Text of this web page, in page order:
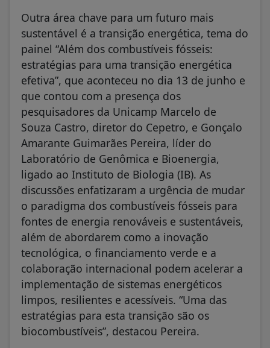
Outra área chave para um futuro mais
sustentável é a transição energética, tema do
painel “Além dos combustíveis fósseis:
estratégias para uma transição energética
efetiva”, que aconteceu no dia 13 de junho e
que contou com a presença dos
pesquisadores da Unicamp Marcelo de
Souza Castro, diretor do Cepetro, e Gonçalo
Amarante Guimarães Pereira, líder do
Laboratório de Genômica e Bioenergia,
ligado ao Instituto de Biologia (IB). As
discussões enfatizaram a urgência de mudar
o paradigma dos combustíveis fósseis para
fontes de energia renováveis e sustentáveis,
além de abordarem como a inovação
tecnológica, o financiamento verde e a
colaboração internacional podem acelerar a
implementação de sistemas energéticos
limpos, resilientes e acessíveis. “Uma das
estratégias para esta transição são os
biocombustíveis”, destacou Pereira.